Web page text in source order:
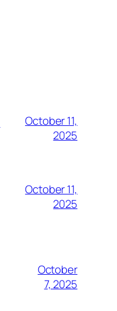
October 11,
2025
October 11,
2025
October
7, 2025